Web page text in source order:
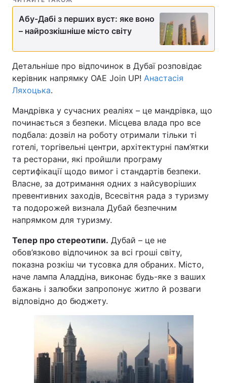
Абу-Дабі з перших вуст: яке воно
– найрозкішніше місто світу
Детальніше про відпочинок в Дубаї розповідає
керівник напрямку ОАЕ Join UP! Анастасія
Ляхоцька.
Мандрівка у сучасних реаліях – це мандрівка, що
починається з безпеки. Місцева влада про все
подбала: дозвіл на роботу отримали тільки ті
готелі, торгівельні центри, архітектурні пам’ятки
та ресторани, які пройшли програму
сертифікації щодо вимог і стандартів безпеки.
Власне, за дотримання одних з найсуворіших
превентивних заходів, Всесвітня рада з туризму
та подорожей визнала Дубай безпечним
напрямком для туризму.
Тепер про стереотипи. Дубай – це не
обов’язково відпочинок за всі гроші світу,
показна розкіш чи тусовка для обраних. Місто,
наче лампа Аладдіна, виконає будь-яке з ваших
бажань і залюбки запропонує житло й розваги
відповідно до бюджету.